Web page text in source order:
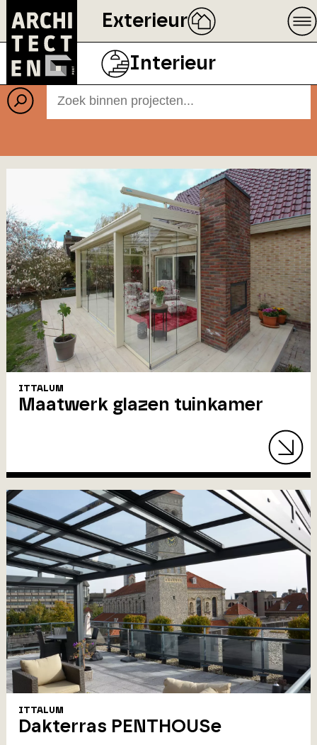
Exterieur
Interieur
Projecten
BEELD ECOPHON
ITTALUM
Maatwerk glazen tuinkamer
ITTALUM
Dakterras PENTHOUSe